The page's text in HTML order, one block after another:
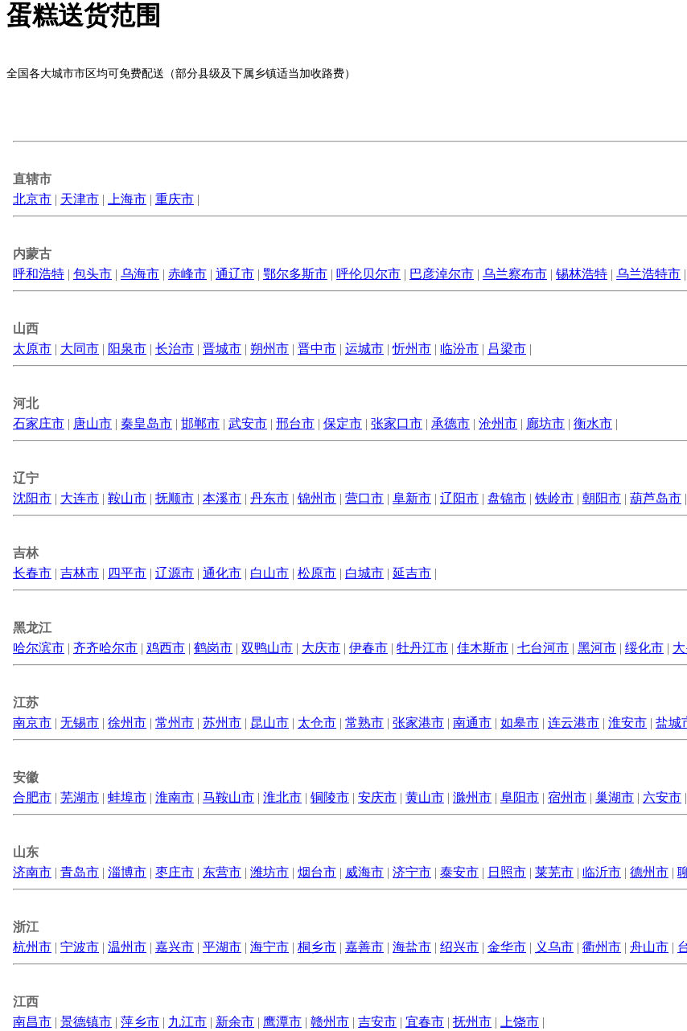
蛋糕送货范围
全国各大城市市区均可免费配送（部分县级及下属乡镇适当加收路费）
直辖市
北京市 | 天津市 | 上海市 | 重庆市 |
内蒙古
呼和浩特 | 包头市 | 乌海市 | 赤峰市 | 通辽市 | 鄂尔多斯市 | 呼伦贝尔市 | 巴彦淖尔市 | 乌兰察布市 | 锡林浩特 | 乌兰浩特市 |
山西
太原市 | 大同市 | 阳泉市 | 长治市 | 晋城市 | 朔州市 | 晋中市 | 运城市 |忻州市 | 临汾市 | 吕梁市 |
河北
石家庄市 | 唐山市 | 秦皇岛市 | 邯郸市 | 武安市 | 邢台市 | 保定市 | 张家口市 | 承德市 | 沧州市 | 廊坊市 | 衡水市 |
辽宁
沈阳市 | 大连市 | 鞍山市 | 抚顺市 | 本溪市 | 丹东市 | 锦州市 | 营口市 | 阜新市 | 辽阳市 | 盘锦市 | 铁岭市 | 朝阳市 | 葫芦岛市 |
吉林
长春市 | 吉林市 | 四平市 | 辽源市 | 通化市 | 白山市 | 松原市 | 白城市 | 延吉市 |
黑龙江
哈尔滨市 | 齐齐哈尔市 | 鸡西市 | 鹤岗市 | 双鸭山市 | 大庆市 | 伊春市 | 牡丹江市 | 佳木斯市 | 七台河市 | 黑河市 | 绥化市 |
江苏
南京市 | 无锡市 | 徐州市 | 常州市 | 苏州市 | 昆山市 | 太仓市 | 常熟市 | 张家港市 | 南通市 | 如皋市 | 连云港市 | 淮安市 | 盐城
安徽
合肥市 | 芜湖市 | 蚌埠市 | 淮南市 | 马鞍山市 | 淮北市 | 铜陵市 | 安庆市 | 黄山市 | 滁州市 | 阜阳市 | 宿州市 | 巢湖市 | 六安市 |
山东
济南市 | 青岛市 | 淄博市 | 枣庄市 | 东营市 | 潍坊市 | 烟台市 | 威海市 | 济宁市 | 泰安市 | 日照市 | 莱芜市 | 临沂市 | 德州市 |
浙江
杭州市 | 宁波市 | 温州市 | 嘉兴市 | 平湖市 | 海宁市 | 桐乡市 | 嘉善市 | 海盐市 | 绍兴市 | 金华市 | 义乌市 | 衢州市 | 舟山市 |
江西
南昌市 | 景德镇市 | 萍乡市 | 九江市 | 新余市 | 鹰潭市 | 赣州市 | 吉安市 | 宜春市 | 抚州市 | 上饶市 |